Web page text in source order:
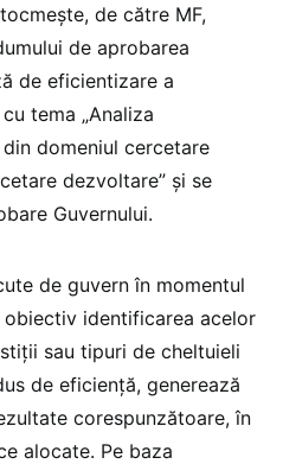
de către MF,
de aprobarea
de eficientizare a
tema „Analiza
domeniul cercetare
dezvoltare” și se
Guvernului.
de guvern în momentul
obiectiv identificarea acelor
sau tipuri de cheltuieli
de eficiență, generează
corespunzătoare, în
alocate. Pe baza